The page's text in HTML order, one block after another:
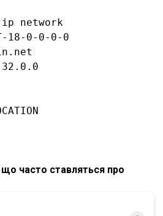
ip network
18-0-0-0-0
що часто ставляться про